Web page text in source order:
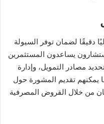
دقيقًا لضمان توفر السيولة
يساعدون المستثمرين
مصادر التمويل، وإدارة
يمكنهم تقديم المشورة حول
من خلال القروض المصرفية